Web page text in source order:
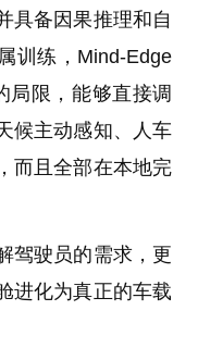
具备因果推理和自
训练，Mind-Edge
局限，能够直接调
候主动感知、人车
而且全部在本地完
驾驶员的需求，更
进化为真正的车载